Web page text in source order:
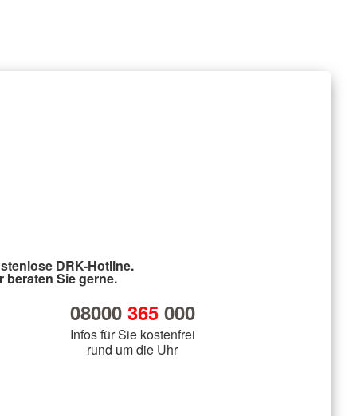
DRK-Hotline.
beraten Sie gerne.
08000 365000
Infos für Sie kostenfrei
rund um die Uhr